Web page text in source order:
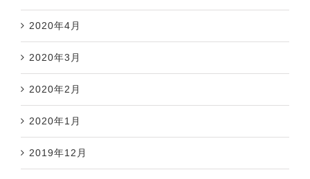
2020年4月
2020年3月
2020年2月
2020年1月
2019年12月